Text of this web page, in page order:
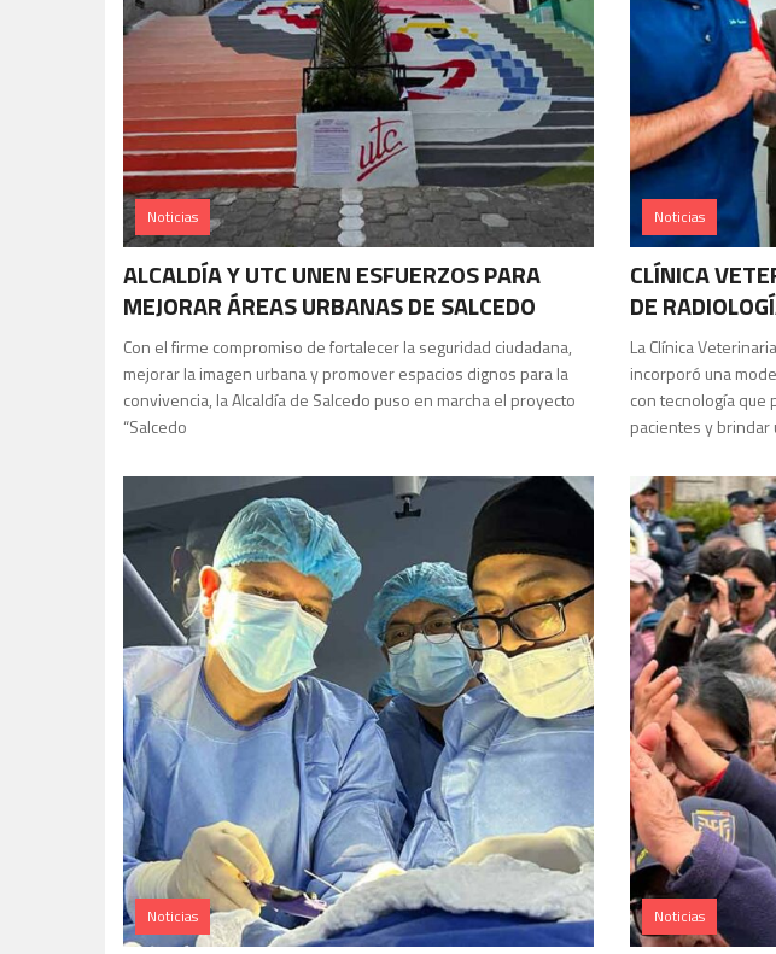
Noticias
ALCALDÍA Y UTC UNEN ESFUERZOS PARA
MEJORAR ÁREAS URBANAS DE SALCEDO
Con el firme compromiso de fortalecer la seguridad ciudadana,
mejorar la imagen urbana y promover espacios dignos para la
convivencia, la Alcaldía de Salcedo puso en marcha el proyecto
“Salcedo
Noticias
CLÍNICA
DE
La Clínica
incorporó una
con tecnología que
pacientes y brindar
Noticias Noticias